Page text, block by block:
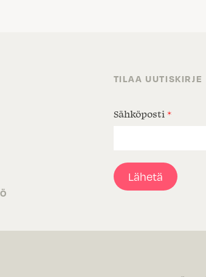
TILAA UUTISKIRJE
Sähköposti *
Lähetä